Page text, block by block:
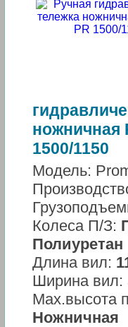
ножничная
1500/1150
Модель:
Колеса П/З:
Полиуретан
Длина вил:
Ширина вил:
Мах.высота
Ножничная